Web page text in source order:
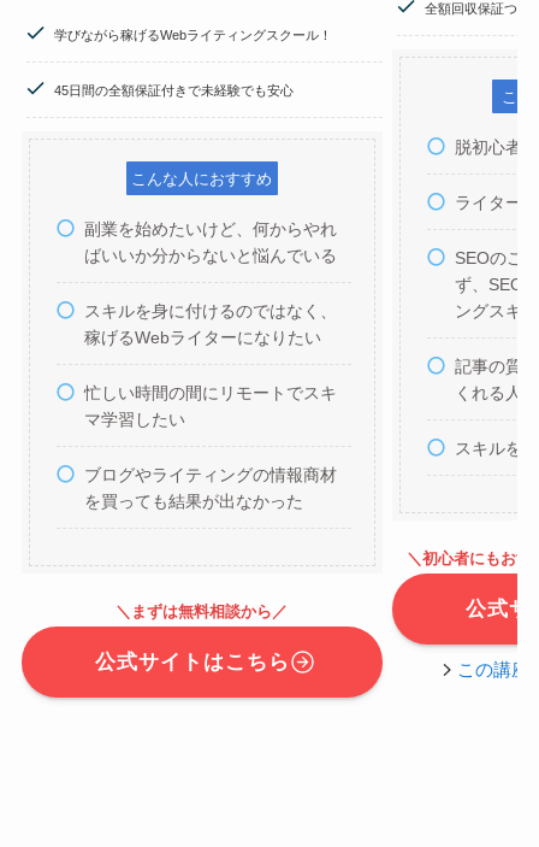
学びながら稼げるWebライティングスクール！
45日間の全額保証付きで未経験でも安心
こんな人におすすめ
副業を始めたいけど、何からやれ
ばいいか分からないと悩んでいる
スキルを身に付けるのではなく、
稼げるWebライターになりたい
忙しい時間の間にリモートでスキ
マ学習したい
ブログやライティングの情報商材
を買っても結果が出なかった
＼まずは無料相談から／
公式サイトはこちら
全額回収保証つき
こん
脱初心者
ライター
SEOのこ
ず、SEO
ングスキ
記事の質
くれる人
スキルを
＼初心者にもおす
公式サ
この講座